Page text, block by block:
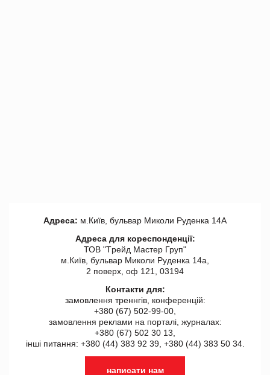
Адреса: м.Київ, бульвар Миколи Руденка 14А
Адреса для кореспонденції:
ТОВ "Tрейд Мастер Груп"
м.Київ, бульвар Миколи Руденка 14а,
2 поверх, оф 121, 03194
Контакти для:
замовлення треннгів, конференцій:
+380 (67) 502-99-00,
замовлення реклами на порталі, журналах:
+380 (67) 502 30 13,
інші питання: +380 (44) 383 92 39, +380 (44) 383 50 34.
написати нам